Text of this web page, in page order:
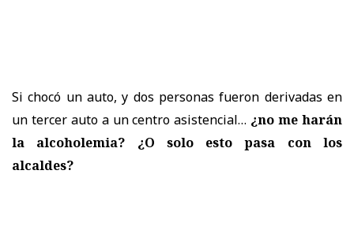
Si chocó un auto, y dos personas fueron derivadas en
un tercer auto a un centro asistencial… ¿no me harán
la alcoholemia? ¿O solo esto pasa con los
alcaldes?